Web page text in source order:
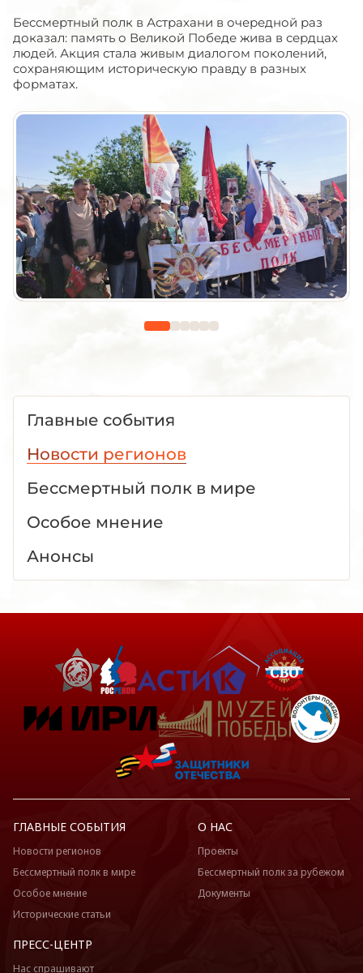
Бессмертный полк в Астрахани в очередной раз
доказал: память о Великой Победе жива в сердцах
людей. Акция стала живым диалогом поколений,
сохраняющим историческую правду в разных
форматах.
Главные события
Новости регионов
Бессмертный полк в мире
Особое мнение
Анонсы
ГЛАВНЫЕ СОБЫТИЯ
Новости регионов
Бессмертный полк в мире
Особое мнение
Исторические статьи
О НАС
Проекты
Бессмертный полк за рубежом
Документы
ПРЕСС-ЦЕНТР
Нас спрашивают